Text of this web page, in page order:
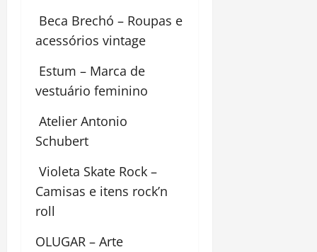
Beca Brechó – Roupas e
acessórios vintage
Estum – Marca de
vestuário feminino
Atelier Antonio
Schubert
Violeta Skate Rock –
Camisas e itens rock’n
roll
OLUGAR – Arte